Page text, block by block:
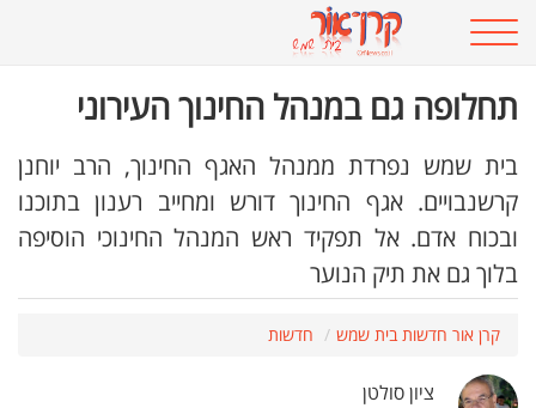
תחלופה גם במנהל החינוך העירוני
בית שמש נפרדת ממנהל האגף החינוך, הרב יוחנן
קרשנבויים. אגף החינוך דורש ומחייב רענון בתוכנו
ובכוח אדם. אל תפקיד ראש המנהל החינוכי הוסיפה
בלוך גם את תיק הנוער
קרן אור חדשות בית שמש חדשות
ציון סולטן